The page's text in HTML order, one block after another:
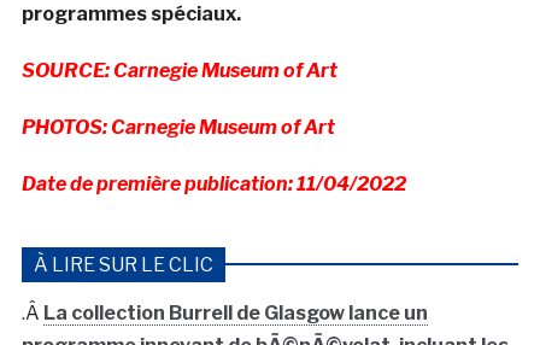
programmes spéciaux.
SOURCE: Carnegie Museum of Art
PHOTOS: Carnegie Museum of Art
Date de première publication: 11/04/2022
À LIRE SUR LE CLIC
.Â La collection Burrell de Glasgow lance un